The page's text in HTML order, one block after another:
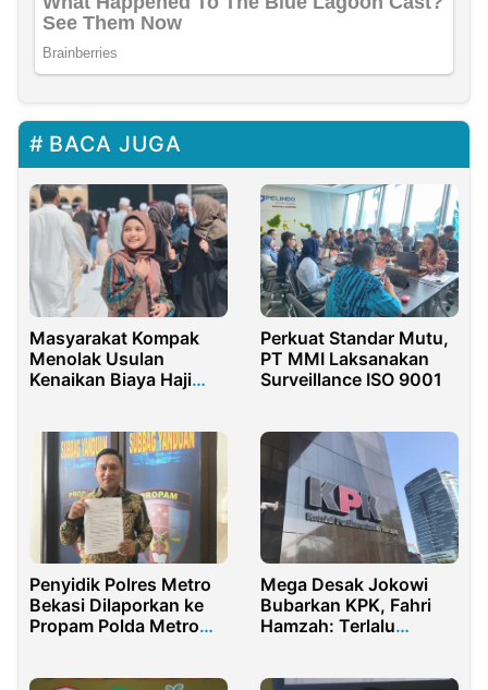
BACA JUGA
Masyarakat Kompak
Menolak Usulan
Kenaikan Biaya Haji
Perkuat Standar Mutu,
PT MMI Laksanakan
Surveillance ISO 9001
Penyidik Polres Metro
Bekasi Dilaporkan ke
Propam Polda Metro
Mega Desak Jokowi
Bubarkan KPK, Fahri
Hamzah: Terlalu